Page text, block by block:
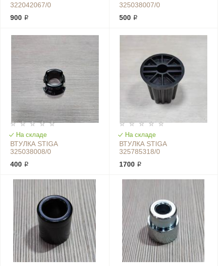
322042067/0
900 ₽
325038007/0
500 ₽
На складе
ВТУЛКА STIGA
325038008/0
400 ₽
На складе
ВТУЛКА STIGA
325785318/0
1700 ₽